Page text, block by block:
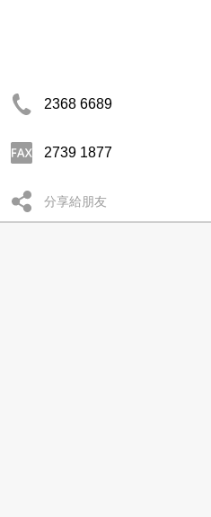
2368 6689
2739 1877
分享給朋友